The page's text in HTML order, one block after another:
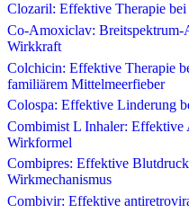
Clozaril: Effektive Therapie bei
Co-Amoxiclav:
Wirkkraft
Colchicin: Effektive Therapie
familiärem Mittelmeerfieber
Colospa: Effektive Linderung
Combimist L Inhaler: Effektive
Wirkformel
Combipres: Effektive
Wirkmechanismus
Combivir: Effektive